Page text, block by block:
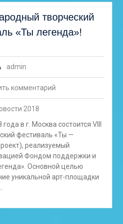
творческий
«Ты легенда»!
admin
комментарий
2018
в г. Москва состоится VIII
фестиваль «Ты —
реализуемый
Фондом поддержки и
Основной целью
уникальной арт-площадки